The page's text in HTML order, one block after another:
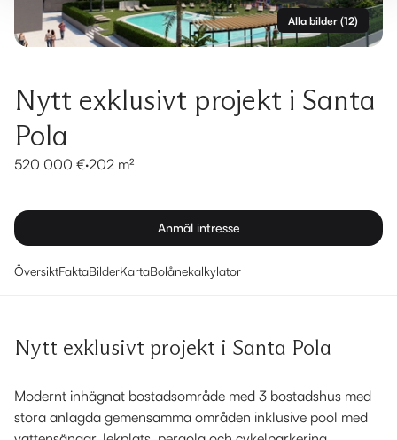
Alla bilder (12)
Nytt exklusivt projekt i Santa
Pola
520 000 €·202 m²
Anmäl intresse
ÖversiktFaktaBilderKartaBolånekalkylator
Nytt exklusivt projekt i Santa Pola
Modernt inhägnat bostadsområde med 3 bostadshus med
stora anlagda gemensamma områden inklusive pool med